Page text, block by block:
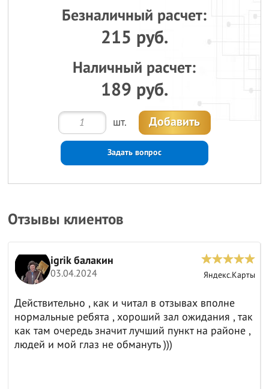
Безналичный расчет:
215 руб.
Наличный расчет:
189 руб.
шт. Добавить
Задать вопрос
Отзывы клиентов
igrik балакин
03.04.2024 Яндекс.Карты
Действительно , как и читал в отзывах вполне
нормальные ребята , хороший зал ожидания , так
как там очередь значит лучший пункт на районе ,
людей и мой глаз не обмануть )))